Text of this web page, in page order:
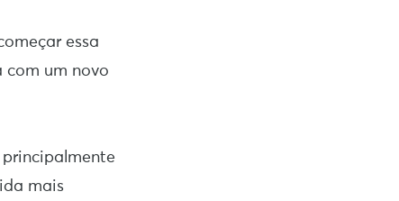
essa
com um novo
mais